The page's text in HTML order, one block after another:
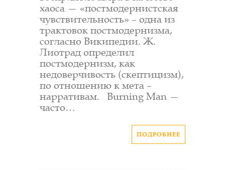
хаоса — «постмодернистская
чувствительность» – одна из
трактовок постмодернизма,
согласно Википедии. Ж.
Лиотрад определил
постмодернизм, как
недоверчивость (скептицизм),
по отношению к мета –
нарративам. Burning Man —
часто…
ПОДРОБНЕЕ